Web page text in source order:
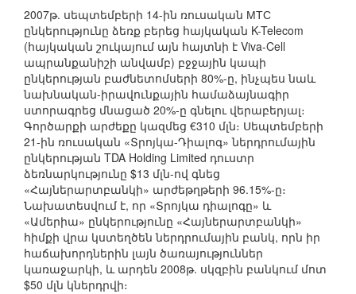
2007թ. սեպտեմբերի 14-ին ռուսական МТС
ընկերությունը ձեռք բերեց հայկական K-Telecom
(հայկական շուկայում այն հայտնի է Viva-Cell
ապրանքանիշի անվամբ) բջջային կապի
ընկերության բաժնետոմսերի 80%-ը, ինչպես նաև
նախնական-իրավունքային համաձայնագիր
ստորագրեց մնացած 20%-ը գնելու վերաբերյալ։
Գործարքի արժեքը կազմեց €310 մլն։ Սեպտեմբերի
21-ին ռուսական «Տրոյկա-Դիալոգ» ներդրումային
ընկերության TDA Holding Limited դուստր
ձեռնարկությունը $13 մլն-ով գնեց
«Հայներարտբանկի» արժեթղթերի 96.15%-ը։
Նախատեսվում է, որ «Տրոյկա դիալոգը» և
«Ամերիա» ընկերությունը «Հայներարտբանկի»
հիմքի վրա կստեղծեն ներդրումային բանկ, որն իր
հաճախորդներին լայն ծառայություններ
կառաջարկի, և արդեն 2008թ. սկզբին բանկում մոտ
$50 մլն կներդրվի։